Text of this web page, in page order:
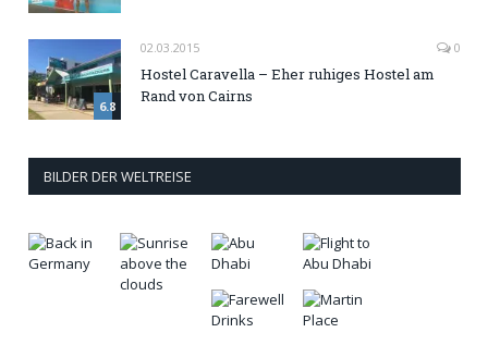
6.8
02.03.2015 0
Hostel Caravella – Eher ruhiges Hostel am
Rand von Cairns
BILDER DER WELTREISE